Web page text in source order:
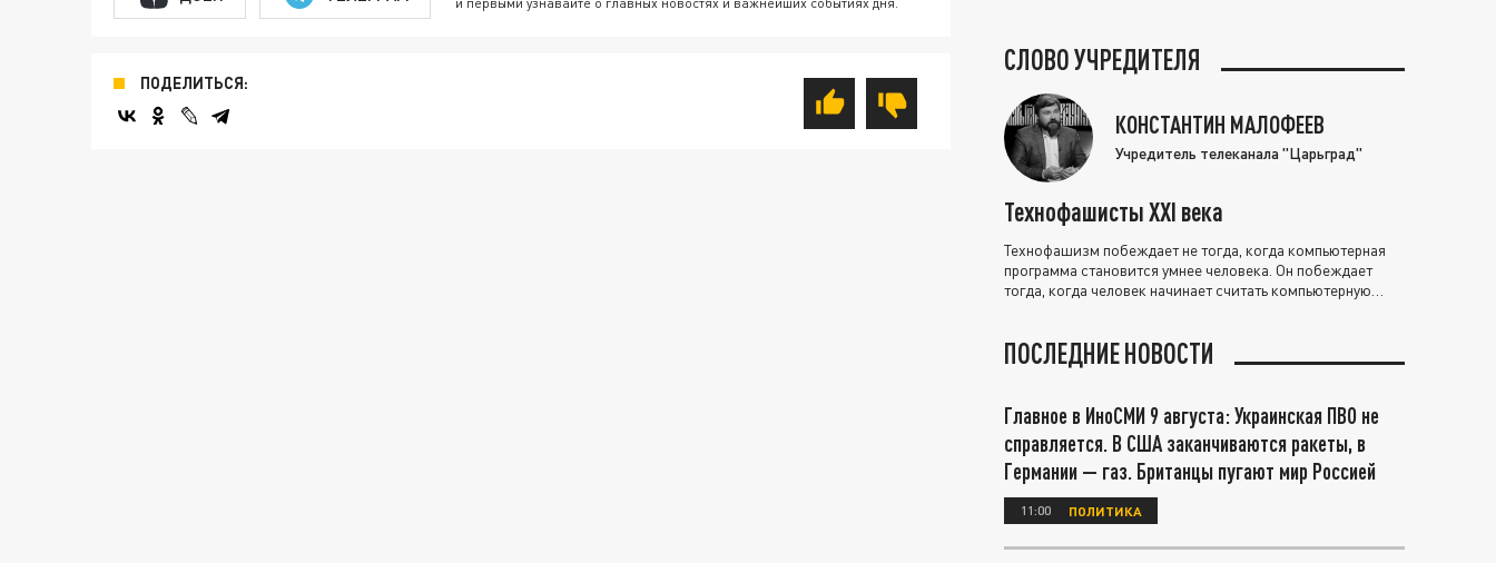
ПОДЕЛИТЬСЯ:
СЛОВО УЧРЕДИТЕЛЯ
КОНСТАНТИН МАЛОФЕЕВ
Учредитель телеканала "Царьград"
Технофашисты XXI века
Технофашизм побеждает не тогда, когда компьютерная
программа становится умнее человека. Он побеждает
тогда, когда человек начинает считать компьютерную
ПОСЛЕДНИЕ НОВОСТИ
Главное в ИноСМИ 9 августа: Украинская ПВО не
справляется. В США заканчиваются ракеты, в
Германии — газ. Британцы пугают мир Россией
11:00 ПОЛИТИКА